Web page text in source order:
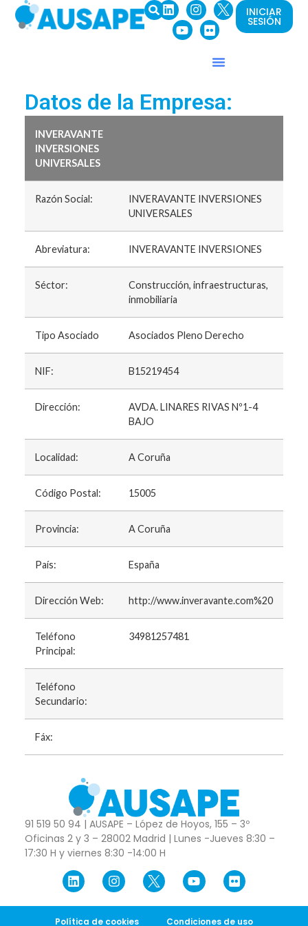
INICIAR
SESIÓN
Datos de la Empresa:
INVERAVANTE
INVERSIONES
UNIVERSALES
Razón Social:
INVERAVANTE INVERSIONES
UNIVERSALES
Abreviatura: INVERAVANTE INVERSIONES
Séctor:
Construcción, infraestructuras,
inmobiliaria
Tipo Asociado Asociados Pleno Derecho
NIF: B15219454
Dirección:
AVDA. LINARES RIVAS Nº1-4
BAJO
Localidad: A Coruña
Código Postal: 15005
Provincia: A Coruña
País: España
Dirección Web: http://www.inveravante.com%20
Teléfono
Principal:
34981257481
Teléfono
Secundario:
Fáx:
91 519 50 94 | AUSAPE – López de Hoyos, 155 – 3º
Oficinas 2 y 3 – 28002 Madrid | Lunes -Jueves 8:30 –
17:30 H y viernes 8:30 -14:00 H
Política de cookies Condiciones de uso